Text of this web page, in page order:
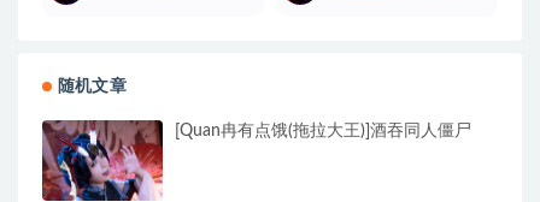
随机文章
[Quan冉有点饿(拖拉大王)]酒吞同人僵尸